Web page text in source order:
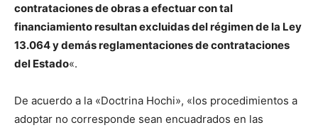
contrataciones de obras a efectuar con tal
financiamiento resultan excluidas del régimen de la Ley
13.064 y demás reglamentaciones de contrataciones
del Estado«.
De acuerdo a la «Doctrina Hochi», «los procedimientos a
adoptar no corresponde sean encuadrados en las